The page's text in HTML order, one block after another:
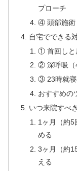
プローチ
④ 頭部施術
自宅でできる
① 首回しと
② 深呼吸（
③ 23時就寝
おすすめの
いつ来院すべ
1ヶ月（約5
める
3ヶ月（約
える